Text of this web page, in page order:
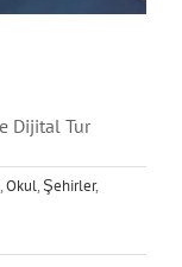
Dijital Tur
,Okul,Şehirler,